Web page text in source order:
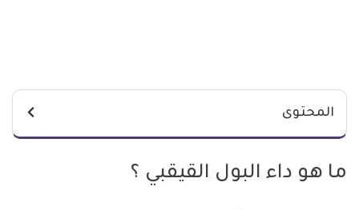
المحتوى
ما هو داء البول القيقبي ؟